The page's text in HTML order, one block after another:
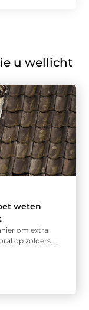
u wellicht
weten
om extra
op zolders ...